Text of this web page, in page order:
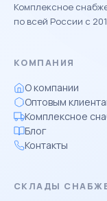
Комплексное
по всей России с
КОМПАНИЯ
О компании
Оптовым
Комплексное
Блог
Контакты
СКЛАДЫ